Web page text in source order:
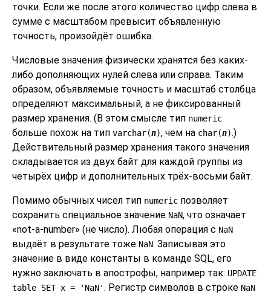
точки. Если же после этого количество цифр слева в
сумме с масштабом превысит объявленную
точность, произойдёт ошибка.
Числовые значения физически хранятся без каких-
либо дополняющих нулей слева или справа. Таким
образом, объявляемые точность и масштаб столбца
определяют максимальный, а не фиксированный
размер хранения. (В этом смысле тип numeric
больше похож на тип varchar(n), чем на char(n).)
Действительный размер хранения такого значения
складывается из двух байт для каждой группы из
четырёх цифр и дополнительных трёх-восьми байт.
Помимо обычных чисел тип numeric позволяет
сохранить специальное значение NaN, что означает
«not-a-number» (не число). Любая операция c NaN
выдаёт в результате тоже NaN. Записывая это
значение в виде константы в команде SQL, его
нужно заключать в апострофы, например так: UPDATE
table SET x = 'NaN'. Регистр символов в строке NaN